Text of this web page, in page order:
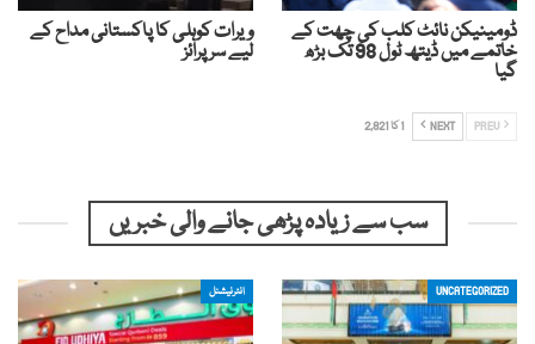
ڈومینیکن نائٹ کلب کی چھت کے
خاتمے میں ڈیتھ ٹول 98 تک بڑھ
گیا
ویرات کوہلی کا پاکستانی مداح کے
لیے سرپرائز
NEXT 1 کا 2,821
سب سے زیادہ پڑھی جانے والی خبریں
UNCATEGORIZED انٹرنیشنل